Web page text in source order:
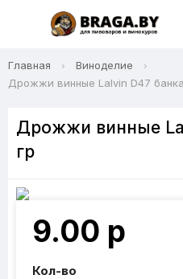
Главная
Виноделие
Дрожжи винные Lalvin D47 банка
Дрожжи винные
гр
9.00 р
Кол-во